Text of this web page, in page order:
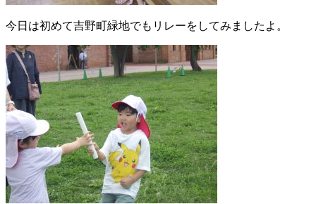
今日は初めて吉野町緑地でもリレーをしてみましたよ。